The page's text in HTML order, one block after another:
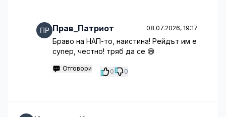
Прав_Патриот 08.07.2026, 19:17
Браво на НАП-то, наистина! Рейдът им е
супер, честно! тряб да се 😅
Отговори 0 0